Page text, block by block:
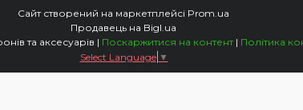
Сайт створений на маркетплейсі Prom.ua
Продавець на Bigl.ua
Магазин мобільних телефонів та аксесуарів | Поскаржитися на контент | Політика
Select Language ▼